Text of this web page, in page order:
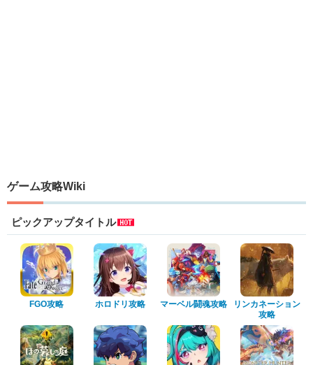
ゲーム攻略Wiki
ピックアップタイトル
FGO攻略 ホロドリ攻略 マーベル闘魂攻略
リンカネーション
攻略